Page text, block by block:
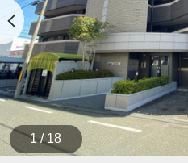
1 / 18